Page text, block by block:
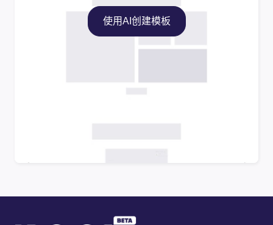
使用AI创建模板